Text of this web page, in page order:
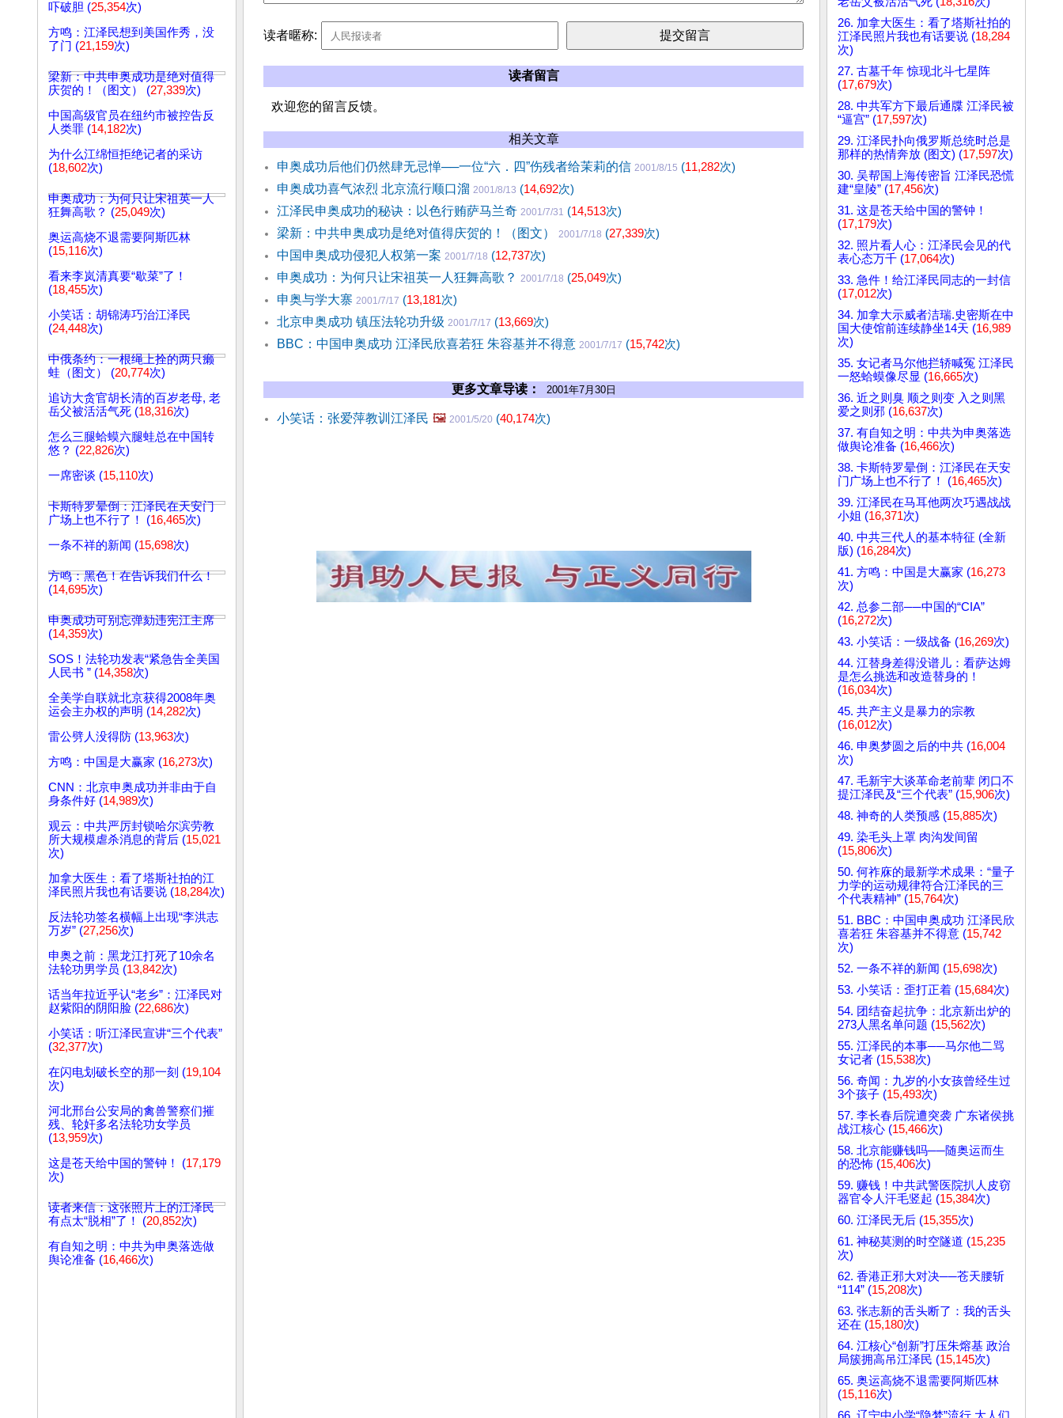
吓破胆 (25,354次)
方鸣：江泽民想到美国作秀，没
了门 (21,159次)
梁新：中共申奥成功是绝对值得
庆贺的！（图文） (27,339次)
中国高级官员在纽约市被控告反
人类罪 (14,182次)
为什么江绵恒拒绝记者的采访
(18,602次)
申奥成功：为何只让宋祖英一人
狂舞高歌？ (25,049次)
奥运高烧不退需要阿斯匹林
(15,116次)
看来李岚清真要“歇菜”了！
(18,455次)
小笑话：胡锦涛巧治江泽民
(24,448次)
中俄条约：一根绳上拴的两只癞
蛙（图文） (20,774次)
追访大贪官胡长清的百岁老母, 老
岳父被活活气死 (18,316次)
怎么三腿蛤蟆六腿蛙总在中国转
悠？ (22,826次)
一席密谈 (15,110次)
卡斯特罗晕倒：江泽民在天安门
广场上也不行了！ (16,465次)
一条不祥的新闻 (15,698次)
方鸣：黑色！在告诉我们什么！
(14,695次)
申奥成功可别忘弹劾违宪江主席
(14,359次)
SOS！法轮功发表“紧急告全美国
人民书 ” (14,358次)
全美学自联就北京获得2008年奥
运会主办权的声明 (14,282次)
雷公劈人没得防 (13,963次)
方鸣：中国是大赢家 (16,273次)
CNN：北京申奥成功并非由于自
身条件好 (14,989次)
观云：中共严厉封锁哈尔滨劳教
所大规模虐杀消息的背后 (15,021
次)
加拿大医生：看了塔斯社拍的江
泽民照片我也有话要说 (18,284次)
反法轮功签名横幅上出现“李洪志
万岁” (27,256次)
申奥之前：黑龙江打死了10余名
法轮功男学员 (13,842次)
话当年拉近乎认“老乡”：江泽民对
赵紫阳的阴阳脸 (22,686次)
小笑话：听江泽民宣讲“三个代表”
(32,377次)
在闪电划破长空的那一刻 (19,104
次)
河北邢台公安局的禽兽警察们摧
残、轮奸多名法轮功女学员
(13,959次)
这是苍天给中国的警钟！ (17,179
次)
读者来信：这张照片上的江泽民
有点太“脱相”了！ (20,852次)
有自知之明：中共为申奥落选做
舆论准备 (16,466次)
读者暱称:
读者留言
欢迎您的留言反馈。
相关文章
申奥成功后他们仍然肆无忌惮──一位“六．四”伤残者给茉莉的信 2001/8/15 (11,282次)
申奥成功喜气浓烈 北京流行顺口溜 2001/8/13 (14,692次)
江泽民申奥成功的秘诀：以色行贿萨马兰奇 2001/7/31 (14,513次)
梁新：中共申奥成功是绝对值得庆贺的！（图文）
2001/7/18 (27,339次)
中国申奥成功侵犯人权第一案 2001/7/18 (12,737次)
申奥成功：为何只让宋祖英一人狂舞高歌？ 2001/7/18 (25,049次)
申奥与学大寨 2001/7/17 (13,181次)
北京申奥成功 镇压法轮功升级 2001/7/17 (13,669次)
BBC：中国申奥成功 江泽民欣喜若狂 朱容基并不得意 2001/7/17 (15,742次)
更多文章导读： 2001年7月30日
小笑话：张爱萍教训江泽民 🖼️ 2001/5/20 (40,174次)
26. 加拿大医生：看了塔斯社拍的
江泽民照片我也有话要说 (18,284
次)
27. 古墓千年 惊现北斗七星阵
(17,679次)
28. 中共军方下最后通牒 江泽民被
“逼宫” (17,597次)
29. 江泽民扑向俄罗斯总统时总是
那样的热情奔放 (图文) (17,597次)
30. 吴帮国上海传密旨 江泽民恐慌
建“皇陵” (17,456次)
31. 这是苍天给中国的警钟！
(17,179次)
32. 照片看人心：江泽民会见的代
表心态万千 (17,064次)
33. 急件！给江泽民同志的一封信
(17,012次)
34. 加拿大示威者洁瑞.史密斯在中
国大使馆前连续静坐14天 (16,989
次)
35. 女记者马尔他拦轿喊冤 江泽民
一怒蛤蟆像尽显 (16,665次)
36. 近之则臭 顺之则变 入之则黑
爱之则邪 (16,637次)
37. 有自知之明：中共为申奥落选
做舆论准备 (16,466次)
38. 卡斯特罗晕倒：江泽民在天安
门广场上也不行了！ (16,465次)
39. 江泽民在马耳他两次巧遇战战
小姐 (16,371次)
40. 中共三代人的基本特征 (全新
版) (16,284次)
41. 方鸣：中国是大赢家 (16,273
次)
42. 总参二部──中国的“CIA”
(16,272次)
43. 小笑话：一级战备 (16,269次)
44. 江替身差得没谱儿：看萨达姆
是怎么挑选和改造替身的！
(16,034次)
45. 共产主义是暴力的宗教
(16,012次)
46. 申奥梦圆之后的中共 (16,004
次)
47. 毛新宇大谈革命老前辈 闭口不
提江泽民及“三个代表” (15,906次)
48. 神奇的人类预感 (15,885次)
49. 染毛头上罩 肉沟发间留
(15,806次)
50. 何祚庥的最新学术成果：“量子
力学的运动规律符合江泽民的三
个代表精神” (15,764次)
51. BBC：中国申奥成功 江泽民欣
喜若狂 朱容基并不得意 (15,742
次)
52. 一条不祥的新闻 (15,698次)
53. 小笑话：歪打正着 (15,684次)
54. 团结奋起抗争：北京新出炉的
273人黑名单问题 (15,562次)
55. 江泽民的本事──马尔他二骂
女记者 (15,538次)
56. 奇闻：九岁的小女孩曾经生过
3个孩子 (15,493次)
57. 李长春后院遭突袭 广东诸侯挑
战江核心 (15,466次)
58. 北京能赚钱吗──随奥运而生
的恐怖 (15,406次)
59. 赚钱！中共武警医院扒人皮窃
器官令人汗毛竖起 (15,384次)
60. 江泽民无后 (15,355次)
61. 神秘莫测的时空隧道 (15,235
次)
62. 香港正邪大对决──苍天腰斩
“114” (15,208次)
63. 张志新的舌头断了：我的舌头
还在 (15,180次)
64. 江核心“创新”打压朱熔基 政治
局簇拥高吊江泽民 (15,145次)
65. 奥运高烧不退需要阿斯匹林
(15,116次)
66. 辽宁中小学“隐梦”流行 大人们